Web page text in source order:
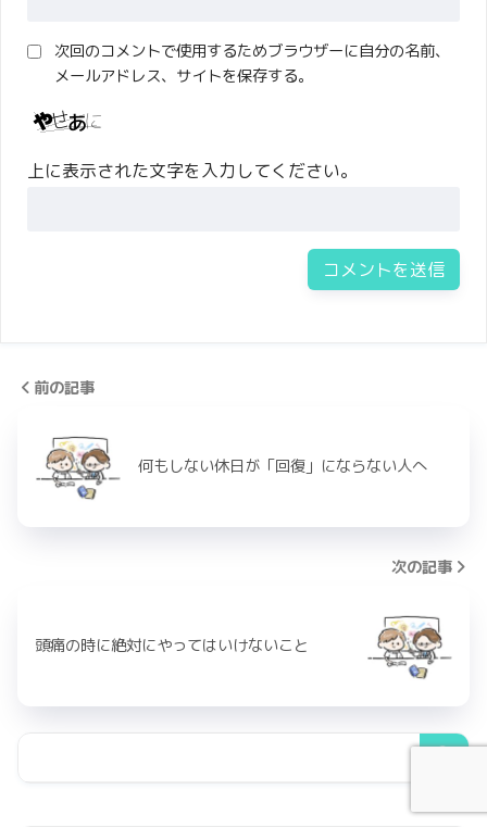
次回のコメントで使用するためブラウザーに自分の名前、
メールアドレス、サイトを保存する。
上に表示された文字を入力してください。
前の記事
何もしない休日が「回復」にならない人へ
次の記事
頭痛の時に絶対にやってはいけないこと